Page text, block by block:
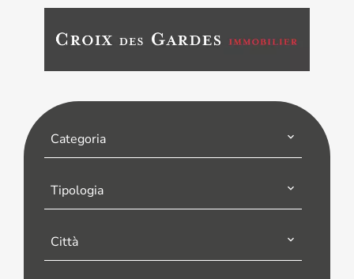
Categoria
Tipologia
Città